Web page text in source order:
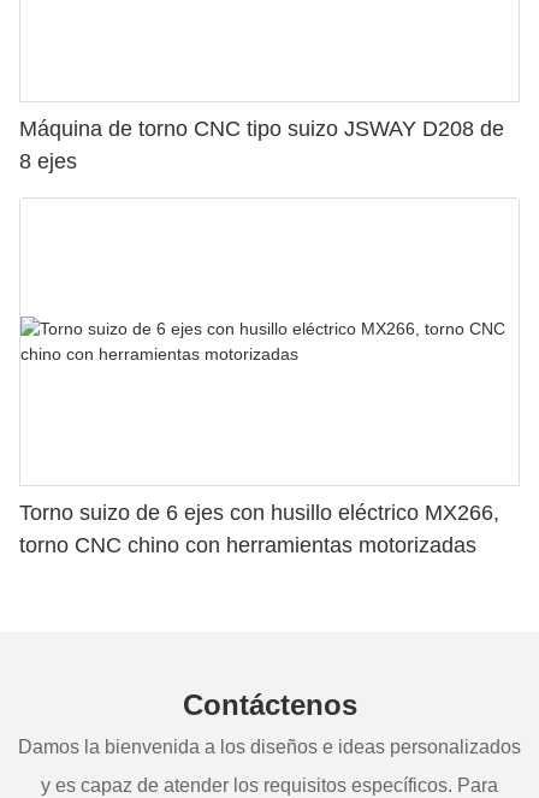
Máquina de torno CNC tipo suizo JSWAY D208 de
8 ejes
Torno suizo de 6 ejes con husillo eléctrico MX266,
torno CNC chino con herramientas motorizadas
Contáctenos
Damos la bienvenida a los diseños e ideas personalizados
y es capaz de atender los requisitos específicos. Para